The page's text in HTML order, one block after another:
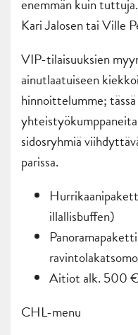
enemmän kuin
Kari Jalosen tai Ville
VIP-tilaisuuksien
ainutlaatuiseen
hinnoittelumme;
sidosryhmiä
parissa.
illallisbuffen)
Aitiot alk. 500
CHL-menu